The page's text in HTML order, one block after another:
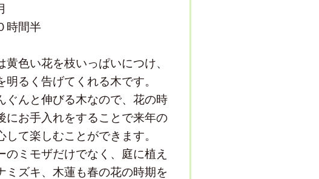
時間半
黄色い花を枝いっぱいにつけ、
明るく告げてくれる木です。
ぐんと伸びる木なので、花の時
にお手入れをすることで来年の
して楽しむことができます。
のミモザだけでなく、庭に植え
ミズキ、木蓮も春の花の時期を